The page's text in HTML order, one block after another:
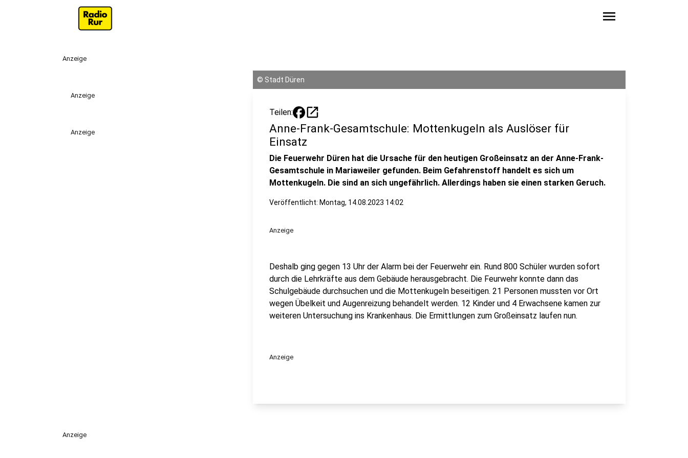
menu
Anzeige
Anzeige
Anzeige
© Stadt Düren
Teilen: open_in_new
Anne-Frank-Gesamtschule: Mottenkugeln als Auslöser für
Einsatz
Die Feuerwehr Düren hat die Ursache für den heutigen Großeinsatz an der Anne-Frank-
Gesamtschule in Mariaweiler gefunden. Beim Gefahrenstoff handelt es sich um
Mottenkugeln. Die sind an sich ungefährlich. Allerdings haben sie einen starken Geruch.
Veröffentlicht: Montag, 14.08.2023 14:02
Anzeige
Deshalb ging gegen 13 Uhr der Alarm bei der Feuerwehr ein. Rund 800 Schüler wurden sofort
durch die Lehrkräfte aus dem Gebäude herausgebracht. Die Feurwehr konnte dann das
Schulgebäude durchsuchen und die Mottenkugeln beseitigen. 21 Personen mussten vor Ort
wegen Übelkeit und Augenreizung behandelt werden. 12 Kinder und 4 Erwachsene kamen zur
weiteren Untersuchung ins Krankenhaus. Die Ermittlungen zum Großeinsatz laufen nun.
Anzeige
Anzeige